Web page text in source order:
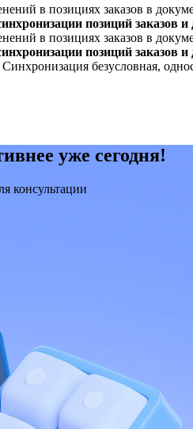
в позициях заказов в
позиций заказов и
в позициях заказов в
позиций заказов и
Синхронизация безусловная,
уже сегодня!
консультации